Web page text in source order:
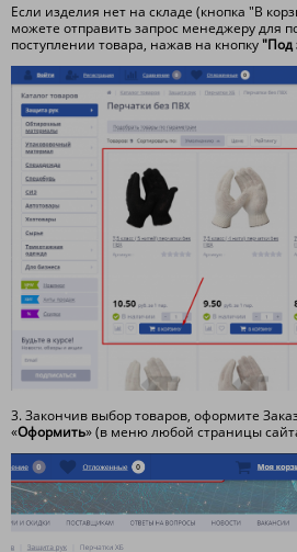
Если изделия нет на складе (кнопка "В
можете отправить запрос менеджеру для
поступлении товара, нажав на кнопку"Под
3. Закончив выбор товаров, оформите
«Оформить» (в меню любой страницы